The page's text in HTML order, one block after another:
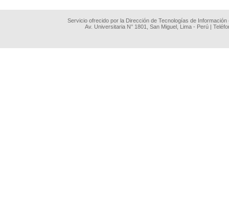
Servicio ofrecido por la Dirección de Tecnologías de
Av. Universitaria N° 1801, San Miguel, Lima - Perú |